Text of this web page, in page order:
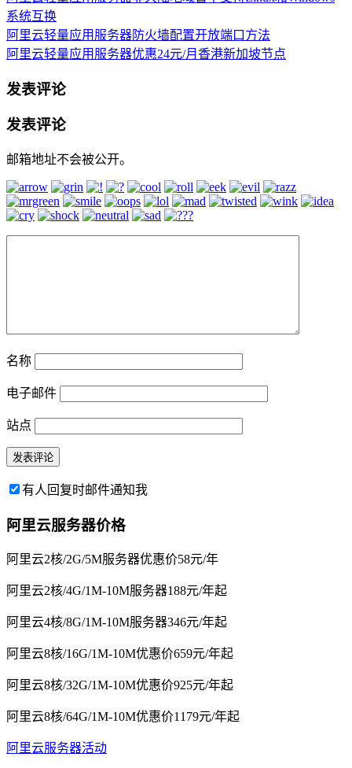
系统互换
阿里云轻量应用服务器防火墙配置开放端口方法
阿里云轻量应用服务器优惠24元/月香港新加坡节点
发表评论
发表评论
邮箱地址不会被公开。
名称
电子邮件
站点
有人回复时邮件通知我
阿里云服务器价格
阿里云2核/2G/5M服务器优惠价58元/年
阿里云2核/4G/1M-10M服务器188元/年起
阿里云4核/8G/1M-10M服务器346元/年起
阿里云8核/16G/1M-10M优惠价659元/年起
阿里云8核/32G/1M-10M优惠价925元/年起
阿里云8核/64G/1M-10M优惠价1179元/年起
阿里云服务器活动